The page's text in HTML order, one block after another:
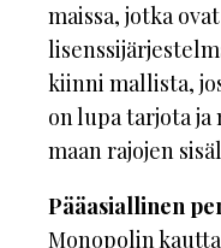
maissa, jotka
kiinni mallista,
on lupa tarjota
maan rajojen
Pääasiallinen
Monopolin